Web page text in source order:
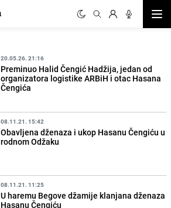
20.05.26. 21:16
Preminuo Halid Čengić Hadžija, jedan od
organizatora logistike ARBiH i otac Hasana
Čengića
08.11.21. 15:42
Obavljena dženaza i ukop Hasanu Čengiću u
rodnom Odžaku
08.11.21. 11:25
U haremu Begove džamije klanjana dženaza
Hasanu Čengiću